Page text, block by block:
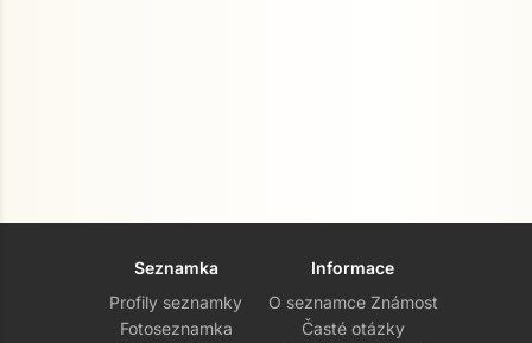
Seznamka
Profily seznamky
Fotoseznamka
Informace
O seznamce Známost
Časté otázky